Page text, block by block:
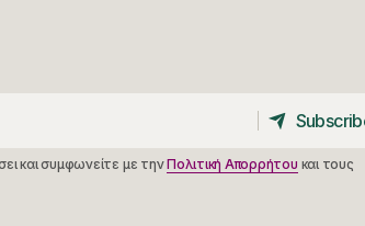
και συμφωνείτε με τηνΠολιτική Απορρήτου και τους